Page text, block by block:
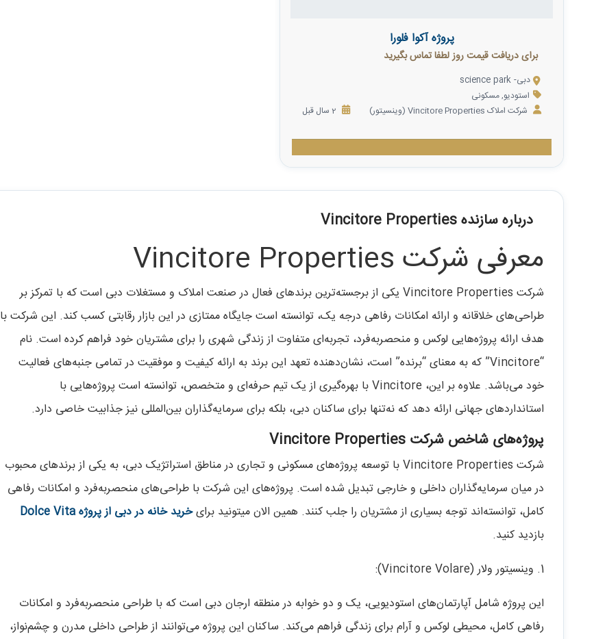
پروژه آکوا فلورا
برای دریافت قیمت روز لطفا تماس بگیرید
دبی- science park
استودیو,مسکونی
شرکت املاک Vincitore Properties (وینسیتور)
درباره سازنده Vincitore Properties
معرفی شرکت Vincitore Properties
شرکت Vincitore Properties یکی از برجسته‌ترین برندهای فعال در صنعت املاک و مستغلات دبی است که با تمرکز بر
طراحی‌های خلاقانه و ارائه امکانات رفاهی درجه یک، توانسته است جایگاه ممتازی در این بازار رقابتی کسب کند. این شرکت با
هدف ارائه پروژه‌هایی لوکس و منحصر‌به‌فرد، تجربه‌ای متفاوت از زندگی شهری را برای مشتریان خود فراهم کرده است. نام
“Vincitore” که به معنای “برنده” است، نشان‌دهنده تعهد این برند به ارائه کیفیت و موفقیت در تمامی جنبه‌های فعالیت
خود می‌باشد. علاوه بر این، Vincitore با بهره‌گیری از یک تیم حرفه‌ای و متخصص، توانسته است پروژه‌هایی با
استانداردهای جهانی ارائه دهد که نه‌تنها برای ساکنان دبی، بلکه برای سرمایه‌گذاران بین‌المللی نیز جذابیت خاصی دارد.
پروژه‌های شاخص شرکت Vincitore Properties
شرکت Vincitore Properties با توسعه پروژه‌های مسکونی و تجاری در مناطق استراتژیک دبی، به یکی از برندهای محبوب
در میان سرمایه‌گذاران داخلی و خارجی تبدیل شده است. پروژه‌های این شرکت با طراحی‌های منحصر‌به‌فرد و امکانات رفاهی
کامل، توانسته‌اند توجه بسیاری از مشتریان را جلب کنند. همین الان میتونید برایخرید خانه در دبی از پروژه Dolce Vita
بازدید کنید.
1. وینسیتور ولار (Vincitore Volare):
این پروژه شامل آپارتمان‌های استودیویی، یک و دو خوابه در منطقه ارجان دبی است که با طراحی منحصر‌به‌فرد و امکانات
رفاهی کامل، محیطی لوکس و آرام برای زندگی فراهم می‌کند. ساکنان این پروژه می‌توانند از طراحی داخلی مدرن و چشم‌نواز،